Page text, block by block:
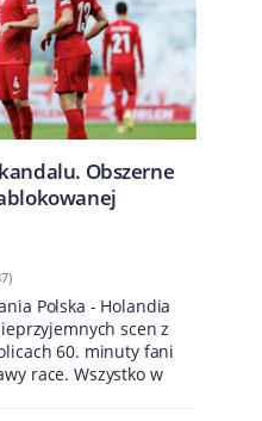
Obszerne
Polska - Holandia
scen z
60. minuty fani
race. Wszystko w